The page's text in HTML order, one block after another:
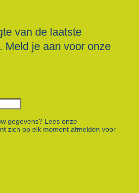
van de laatste
Meld je aan voor onze
gegevens? Lees onze
zich op elk moment afmelden voor